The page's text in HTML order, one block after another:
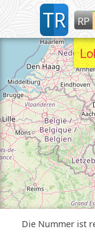
TR RP
Die Nummer ist